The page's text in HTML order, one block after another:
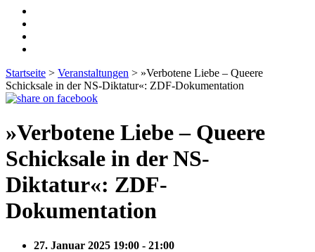
Startseite > Veranstaltungen > »Verbotene Liebe – Queere
Schicksale in der NS-Diktatur«: ZDF-Dokumentation
»Verbotene Liebe – Queere
Schicksale in der NS-
Diktatur«: ZDF-
Dokumentation
27. Januar 2025 19:00 - 21:00